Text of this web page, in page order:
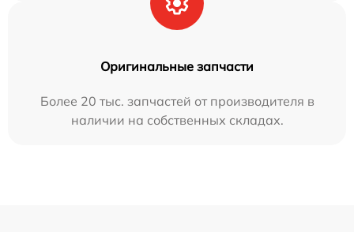
Оригинальные запчасти
Более 20 тыс. запчастей от производителя в
наличии на собственных складах.